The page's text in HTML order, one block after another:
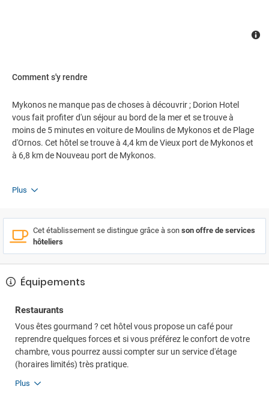
Comment s'y rendre
Mykonos ne manque pas de choses à découvrir ; Dorion Hotel
vous fait profiter d'un séjour au bord de la mer et se trouve à
moins de 5 minutes en voiture de Moulins de Mykonos et de Plage
d'Ornos. Cet hôtel se trouve à 4,4 km de Vieux port de Mykonos et
à 6,8 km de Nouveau port de Mykonos.
Plus
Cet établissement se distingue grâce à son son offre de services
hôteliers
Équipements
Restaurants
Vous êtes gourmand ? cet hôtel vous propose un café pour
reprendre quelques forces et si vous préférez le confort de votre
chambre, vous pourrez aussi compter sur un service d'étage
(horaires limités) très pratique.
Plus